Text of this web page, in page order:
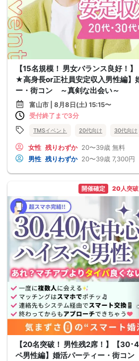
【15名規模！ 男女バランス良好！
★高身長or正社員安定収入男性編】
ー・街コン ～真剣な出会い～
富山市 | 8月8日(土) 15:15〜
受付終了まで3分
TMSイベント 20代向け 30代向け
女性 残りわずか 20〜39歳 無料
男性 残りわずか 20〜39歳 7,300円
開催確定 20人突破
【20名突破！ 男性残2席！】【30･
ペ男性編】婚活パーティー・街コ